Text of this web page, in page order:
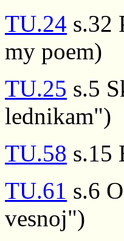
TU.24 s.32
my poem)
TU.25 s.5
lednikam")
TU.58 s.15
TU.61 s.6
vesnoj")